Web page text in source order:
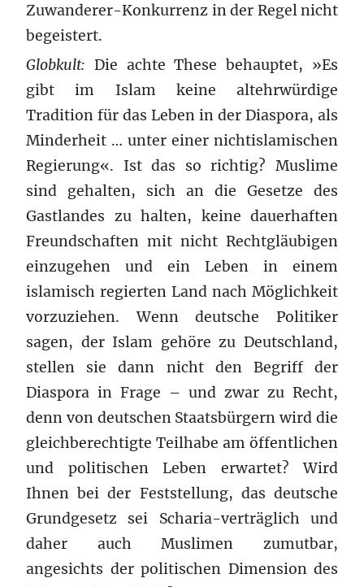
Zuwanderer-Konkurrenz in der Regel nicht
begeistert.
Globkult: Die achte These behauptet, »Es
gibt im Islam keine altehrwürdige
Tradition für das Leben in der Diaspora, als
Minderheit … unter einer nichtislamischen
Regierung«. Ist das so richtig? Muslime
sind gehalten, sich an die Gesetze des
Gastlandes zu halten, keine dauerhaften
Freundschaften mit nicht Rechtgläubigen
einzugehen und ein Leben in einem
islamisch regierten Land nach Möglichkeit
vorzuziehen. Wenn deutsche Politiker
sagen, der Islam gehöre zu Deutschland,
stellen sie dann nicht den Begriff der
Diaspora in Frage – und zwar zu Recht,
denn von deutschen Staatsbürgern wird die
gleichberechtigte Teilhabe am öffentlichen
und politischen Leben erwartet? Wird
Ihnen bei der Feststellung, das deutsche
Grundgesetz sei Scharia-verträglich und
daher auch Muslimen zumutbar,
angesichts der politischen Dimension des